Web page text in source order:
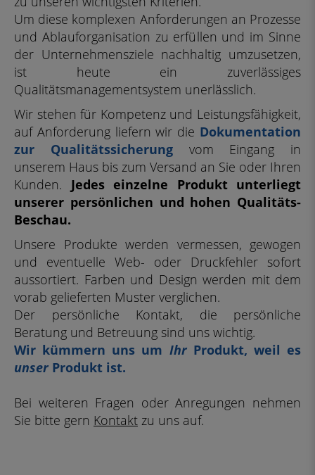
Um diese komplexen Anforderungen an Prozesse
und Ablauforganisation zu erfüllen und im Sinne
der Unternehmensziele nachhaltig umzusetzen,
ist heute ein zuverlässiges
Qualitätsmanagementsystem unerlässlich.
Wir stehen für Kompetenz und Leistungsfähigkeit,
auf Anforderung liefern wir die Dokumentation
zur Qualitätssicherungvom Eingang in
unserem Haus bis zum Versand an Sie oder Ihren
Kunden. Jedes einzelne Produkt unterliegt
unserer persönlichen und hohen Qualitäts-
Beschau.
Unsere Produkte werden vermessen, gewogen
und eventuelle Web- oder Druckfehler sofort
aussortiert. Farben und Design werden mit dem
vorab gelieferten Muster verglichen.
Der persönliche Kontakt, die persönliche
Beratung und Betreuung sind uns wichtig.
Wir kümmern uns um IhrProdukt, weil es
unser Produkt ist.
Bei weiteren Fragen oder Anregungen nehmen
Sie bitte gern Kontakt zu uns auf.